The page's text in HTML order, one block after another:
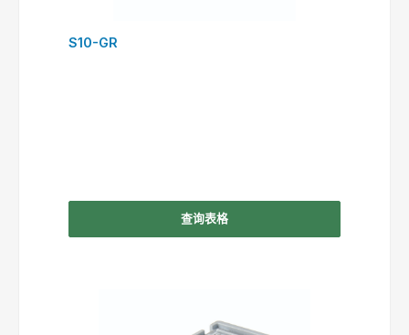
S10-GR
查询表格